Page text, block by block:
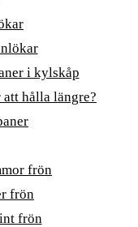
i kylskåp
hålla längre?
frön
frön
frön